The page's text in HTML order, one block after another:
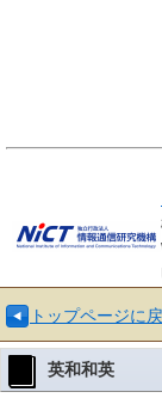
トップページに
英和和英